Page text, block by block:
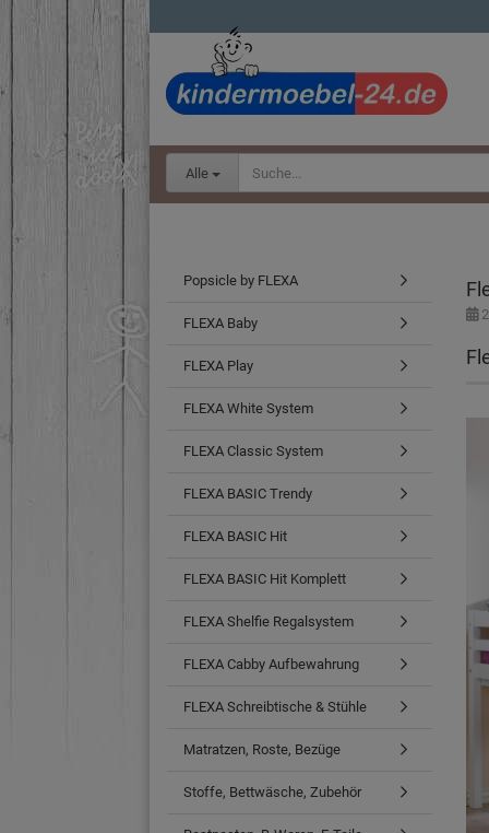
Alle
Popsicle by FLEXA
FLEXA Baby
FLEXA Play
FLEXA White System
FLEXA Classic System
FLEXA BASIC Trendy
FLEXA BASIC Hit
FLEXA BASIC Hit Komplett
FLEXA Shelfie Regalsystem
FLEXA Cabby Aufbewahrung
FLEXA Schreibtische & Stühle
Matratzen, Roste, Bezüge
Stoffe, Bettwäsche, Zubehör